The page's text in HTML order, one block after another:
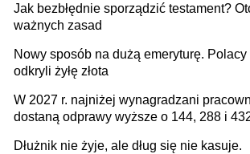
Jak bezbłędnie sporządzić testament?
ważnych zasad
Nowy sposób na dużą emeryturę. Polacy
odkryli żyłę złota
W 2027 r. najniżej wynagradzani
dostaną odprawy wyższe o 144, 288 i
Dłużnik nie żyje, ale dług się nie kasuje.